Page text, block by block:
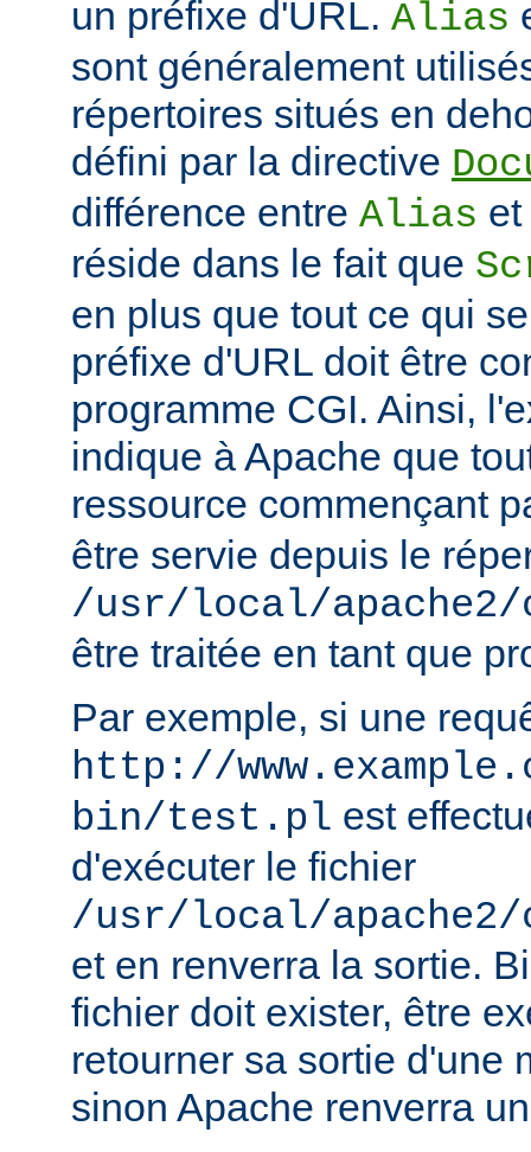
un préfixe d'URL. Alias
sont généralement
répertoires situés en
défini par la directive
différence entre Alias et
réside dans le fait que
en plus que tout ce qui
préfixe d'URL doit être
programme CGI. Ainsi,
indique à Apache que
ressource commençant
être servie depuis le
/usr/local/
être traitée en tant que
Par exemple, si une
http://
bin/test.pl est
d'exécuter le fichier
/usr/local/
et en renverra la sortie.
fichier doit exister, être
retourner sa sortie d'une
sinon Apache renverra